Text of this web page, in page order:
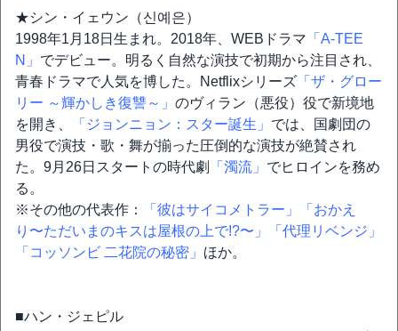
★シン・イェウン（신예은）
1998年1月18日生まれ。2018年、WEBドラマ 「A-TEE
N」 でデビュー。明るく自然な演技で初期から注目され、
青春ドラマで人気を博した。Netflixシリーズ 「ザ・グロー
リー ～輝かしき復讐～」 のヴィラン（悪役）役で新境地
を開き、
「ジョンニョン：スター誕生」 では、国劇団の
男役で演技・歌・舞が揃った圧倒的な演技が絶賛され
た。9月26日スタートの時代劇
「濁流」 でヒロインを務め
る。
※その他の代表作：
「彼はサイコメトラー」
「おかえ
り〜ただいまのキスは屋根の上で!?〜」
「代理リベンジ」
「コッソンビ 二花院の秘密」 ほか。
■ハン・ジェピル